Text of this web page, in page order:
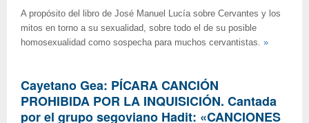
A propósito del libro de José Manuel Lucía sobre Cervantes y los
mitos en torno a su sexualidad, sobre todo el de su posible
homosexualidad como sospecha para muchos cervantistas. »
Cayetano Gea: PÍCARA CANCIÓN
PROHIBIDA POR LA INQUISICIÓN. Cantada
por el grupo segoviano Hadit: «CANCIONES